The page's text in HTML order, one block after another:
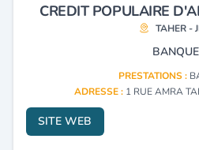
CREDIT POPULAIRE
TAHER -
PRESTATIONS :
ADRESSE : 1 RUE AMRA
SITE WEB